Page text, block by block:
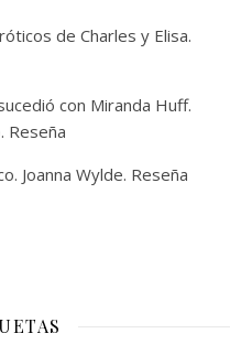
de Charles y Elisa.
con Miranda Huff.
Reseña
Joanna Wylde. Reseña